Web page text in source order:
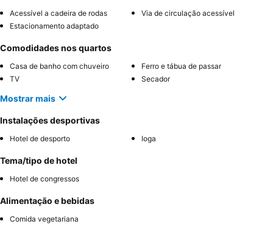
Acessível a cadeira de rodas
Via de circulação acessível
Estacionamento adaptado
Comodidades nos quartos
Casa de banho com chuveiro
Ferro e tábua de passar
TV
Secador
Mostrar mais
Instalações desportivas
Hotel de desporto Ioga
Tema/tipo de hotel
Hotel de congressos
Alimentação e bebidas
Comida vegetariana